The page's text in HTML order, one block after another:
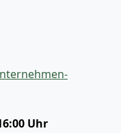
Uhr